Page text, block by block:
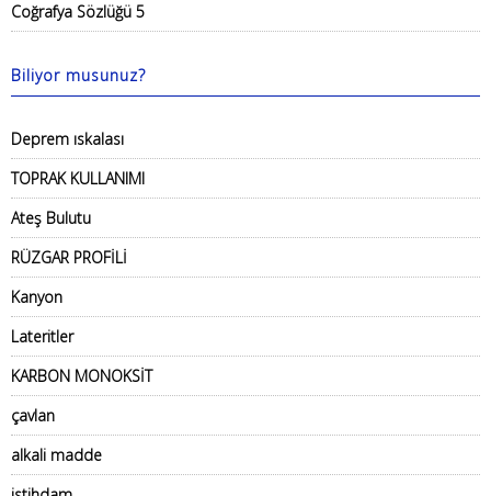
Coğrafya Sözlüğü 5
Biliyor musunuz?
Deprem ıskalası
TOPRAK KULLANIMI
Ateş Bulutu
RÜZGAR PROFİLİ
Kanyon
Lateritler
KARBON MONOKSİT
çavlan
alkali madde